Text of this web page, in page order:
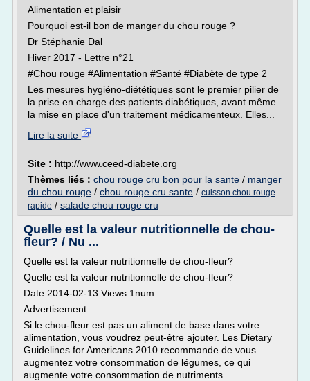
Alimentation et plaisir
Pourquoi est-il bon de manger du chou rouge ?
Dr Stéphanie Dal
Hiver 2017 - Lettre n°21
#Chou rouge #Alimentation #Santé #Diabète de type 2
Les mesures hygiéno-diététiques sont le premier pilier de
la prise en charge des patients diabétiques, avant même
la mise en place d'un traitement médicamenteux. Elles...
Lire la suite
Site : http://www.ceed-diabete.org
Thèmes liés : chou rouge cru bon pour la sante / manger
du chou rouge / chou rouge cru sante / cuisson chou rouge
rapide / salade chou rouge cru
Quelle est la valeur nutritionnelle de chou-
fleur? / Nu ...
Quelle est la valeur nutritionnelle de chou-fleur?
Quelle est la valeur nutritionnelle de chou-fleur?
Date 2014-02-13 Views:1num
Advertisement
Si le chou-fleur est pas un aliment de base dans votre
alimentation, vous voudrez peut-être ajouter. Les Dietary
Guidelines for Americans 2010 recommande de vous
augmentez votre consommation de légumes, ce qui
augmente votre consommation de nutriments...